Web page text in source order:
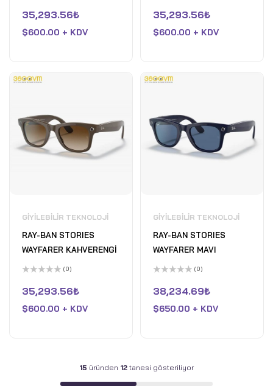
üzerinden
0
aldı
35,293.56₺
$600.00 + KDV
üzerinden
0
aldı
35,293.56₺
$600.00 + KDV
GIYILEBILIR TEKNOLOJI
RAY-BAN STORIES
WAYFARER KAHVERENGİ
üzerinden
0
aldı
(0)
35,293.56₺
$600.00 + KDV
GIYILEBILIR TEKNOLOJI
RAY-BAN STORIES
WAYFARER MAVI
üzerinden
0
aldı
(0)
38,234.69₺
$650.00 + KDV
15 üründen 12 tanesi gösteriliyor